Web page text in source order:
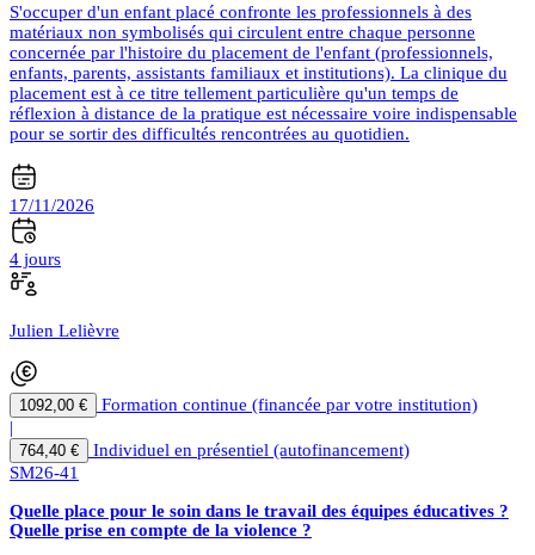
S'occuper d'un enfant placé confronte les professionnels à des
matériaux non symbolisés qui circulent entre chaque personne
concernée par l'histoire du placement de l'enfant (professionnels,
enfants, parents, assistants familiaux et institutions). La clinique du
placement est à ce titre tellement particulière qu'un temps de
réflexion à distance de la pratique est nécessaire voire indispensable
pour se sortir des difficultés rencontrées au quotidien.
17/11/2026
4 jours
Julien Lelièvre
1092,00 €
Formation continue (financée par votre institution)
|
764,40 €
Individuel en présentiel (autofinancement)
SM26-41
Quelle place pour le soin dans le travail des équipes éducatives ?
Quelle prise en compte de la violence ?